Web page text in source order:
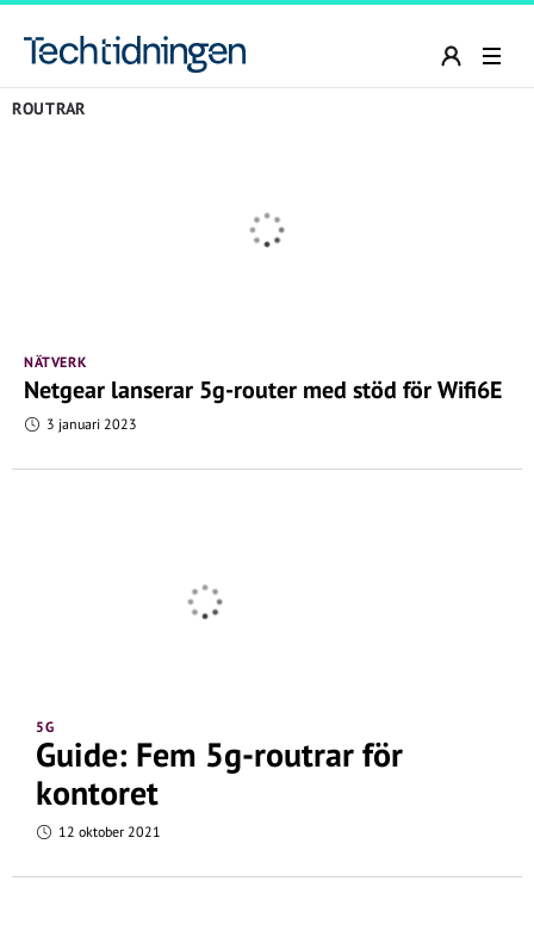
ROUTRAR
NÄTVERK
Netgear lanserar 5g-router med stöd för Wifi6E
3 januari 2023
5G
Guide: Fem 5g-routrar för
kontoret
12 oktober 2021